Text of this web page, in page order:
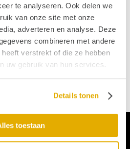
te analyseren. Ook delen we
van onze site met onze
adverteren en analyse. Deze
combineren met andere
verstrekt of die ze hebben
uw gebruik van hun services.
Details tonen
toestaan